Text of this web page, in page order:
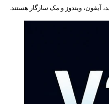
آیفون، ویندوز و مک سازگار هستند.